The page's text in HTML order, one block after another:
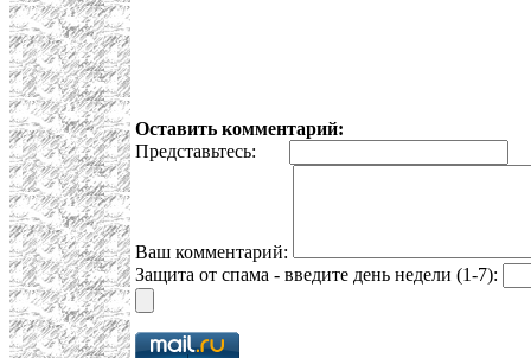
Оставить комментарий:
Представьтесь:
Ваш комментарий:
Защита от спама - введите день недели (1-7):